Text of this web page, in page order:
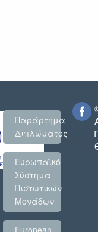
Παράρτημα
Διπλώματος
Ευρωπαϊκό
Σύστημα
Πιστωτικών
Μονάδων